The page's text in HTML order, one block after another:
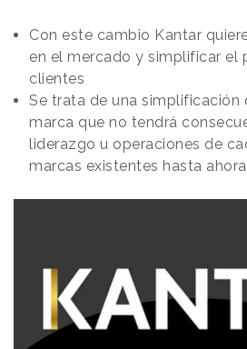
Con este cambio Kantar
en el mercado y simplificar el
clientes
Se trata de una simplificación
marca que no tendrá
liderazgo u operaciones de
marcas existentes hasta ahora